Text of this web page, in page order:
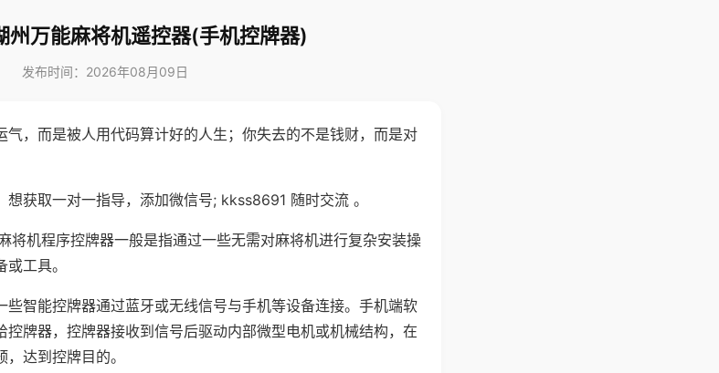
州万能麻将机遥控器(手机控牌器)
发布时间：2026年08月09日
气，而是被人用代码算计好的人生；你失去的不是钱财，而是对
获取一对一指导，添加微信号; kkss8691 随时交流 。
将机程序控牌器一般是指通过一些无需对麻将机进行复杂安装操
工具。
些智能控牌器通过蓝牙或无线信号与手机等设备连接。手机端软
牌器，控牌器接收到信号后驱动内部微型电机或机械结构，在
达到控牌目的。